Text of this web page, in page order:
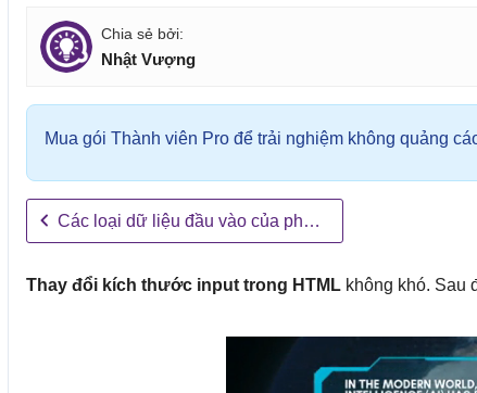
Nhật Vượng
Mua gói Thành viên Pro để trải nghiệm không quảng
Các loại dữ liệu đầu vào của phần tử input trong HTML
Thay đổi kích thước input trong HTML không khó. Sau